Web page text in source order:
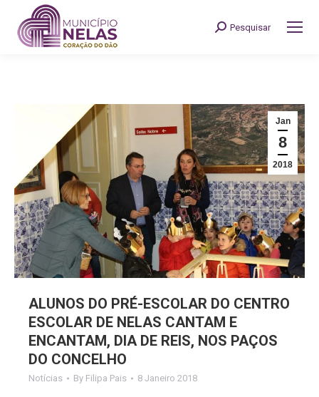
Search:
Pesquisar
Jan
8
2018
ALUNOS DO PRÉ-ESCOLAR DO CENTRO
ESCOLAR DE NELAS CANTAM E
ENCANTAM, DIA DE REIS, NOS PAÇOS
DO CONCELHO
Notícias By Filipa Pais 8 Janeiro 2018